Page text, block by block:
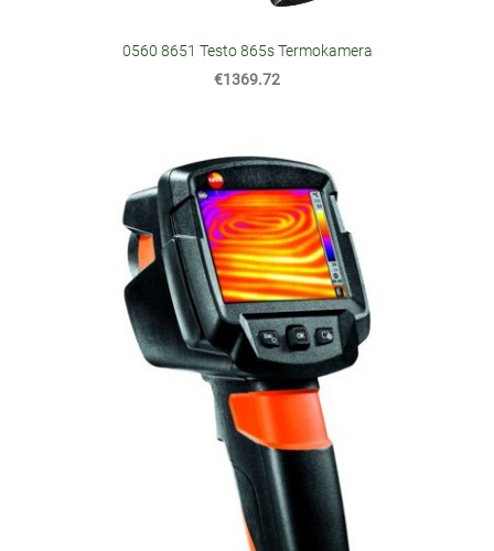
0560 8651 Testo 865s Termokamera
€1369.72